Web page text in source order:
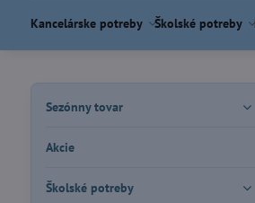
Kancelárske potreby Školské potreby
Sezónny tovar
Akcie
Školské potreby